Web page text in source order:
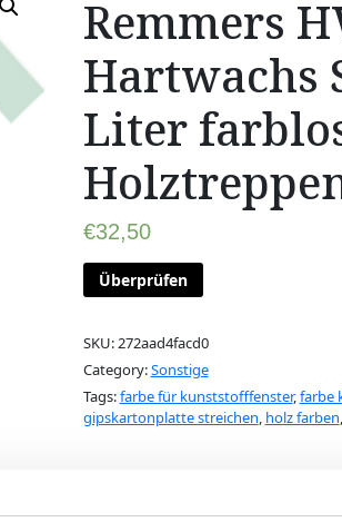
Remmers
Hartwachs
Liter
€32,50
Überprüfen
SKU:272aad4facd0
Category:Sonstige
Tags:farbe für kunststofffenster,farbe
gipskartonplatte streichen, holz farben,